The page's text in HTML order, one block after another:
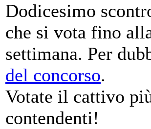
Dodicesimo
che si vota fino
settimana. Per
del concorso.
Votate il cattivo
contendenti!